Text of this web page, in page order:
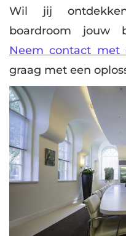
Wil jij
boardroom jouw
Neem contact met
graag met een